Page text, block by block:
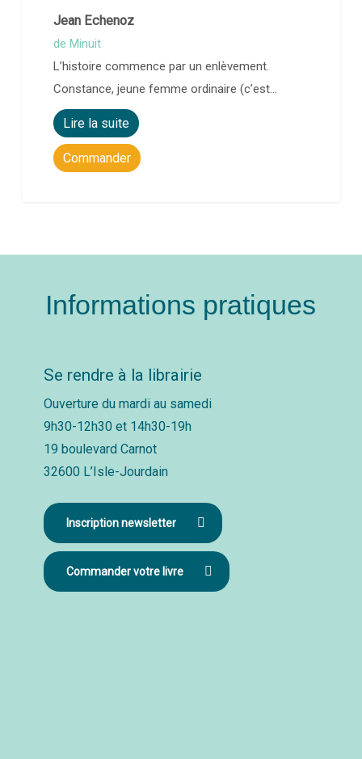
Jean Echenoz
de Minuit
L’histoire commence par un enlèvement.
Constance, jeune femme ordinaire (c’est…
Lire la suite
Commander
Informations pratiques
Se rendre à la librairie
Ouverture du mardi au samedi
9h30-12h30 et 14h30-19h
19 boulevard Carnot
32600 L’Isle-Jourdain
Inscription newsletter
Commander votre livre